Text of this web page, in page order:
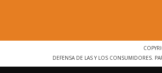
DEFENSA DE LAS Y LOS CONSUMIDORES.